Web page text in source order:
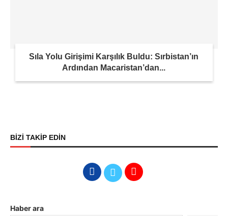
Sıla Yolu Girişimi Karşılık Buldu: Sırbistan’ın
Ardından Macaristan’dan...
BİZİ TAKİP EDİN
Haber ara